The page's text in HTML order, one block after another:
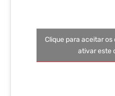
Clique para aceitar
ativar este